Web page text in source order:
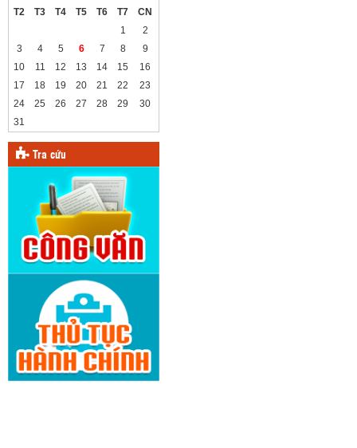
T2
T3 T4 T5 T6 T7
CN
1
2
3
4 5 6 7 8
9
10
11 12 13 14 15
16
17
18 19 20 21 22
23
24
25 26 27 28 29
30
31
Tra cứu